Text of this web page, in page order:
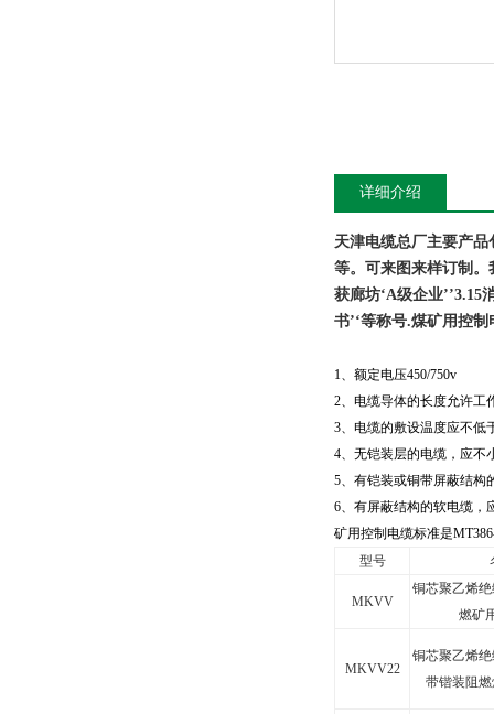
详细介绍
天津电缆总厂主要产
等。可来图来样订制
获廊坊‘A级企业’’3.15
书’‘等称号.煤矿用控制
1、额定电压450/750v
2、电缆导体的长度允许工
3、电缆的敷设温度应不低
4、无铠装层的电缆，应不
5、有铠装或铜带屏蔽结构
6、有屏蔽结构的软电缆，
矿用控制电缆标准是
型号
MKVV
铜芯聚乙烯
燃矿
MKVV22
铜芯聚乙烯
带锴装阻